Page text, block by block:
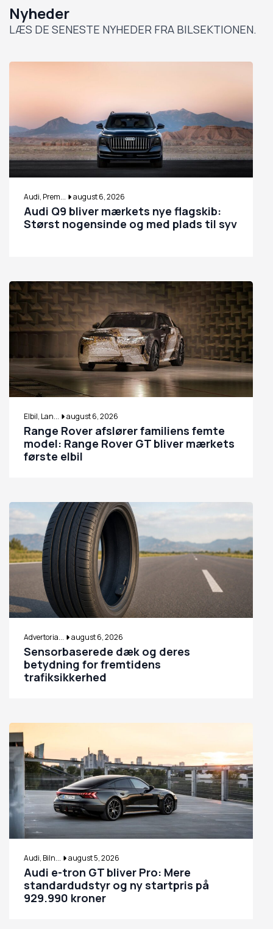
Nyheder
LÆS DE SENESTE NYHEDER FRA BILSEKTIONEN.
Audi, Prem... august 6, 2026
Audi Q9 bliver mærkets nye flagskib:
Størst nogensinde og med plads til syv
Elbil, Lan... august 6, 2026
Range Rover afslører familiens femte
model: Range Rover GT bliver mærkets
første elbil
Advertoria... august 6, 2026
Sensorbaserede dæk og deres
betydning for fremtidens
trafiksikkerhed
Audi, Biln... august 5, 2026
Audi e-tron GT bliver Pro: Mere
standardudstyr og ny startpris på
929.990 kroner